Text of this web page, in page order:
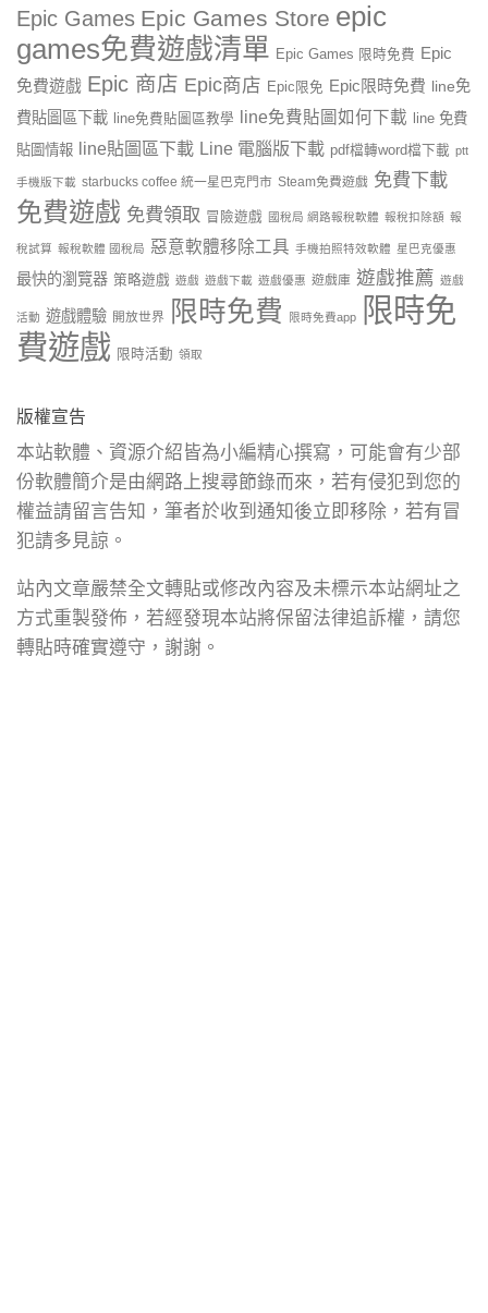
Epic Games Epic Games Store epic
games免費遊戲清單 Epic Games 限時免費 Epic
免費遊戲 Epic 商店 Epic商店 Epic限免 Epic限時免費 line免
費貼圖區下載
line免費貼圖區教學 line免費貼圖如何下載
line 免費
貼圖情報
line貼圖區下載 Line 電腦版下載 pdf檔轉word檔下載 ptt
手機版下載 starbucks coffee 統一星巴克門市 Steam免費遊戲 免費下載
免費遊戲 免費領取 冒險遊戲 國稅局 網路報稅軟體 報稅扣除額 報
稅試算 報稅軟體 國稅局 惡意軟體移除工具 手機拍照特效軟體 星巴克優惠
最快的瀏覽器 策略遊戲 遊戲 遊戲下載 遊戲優惠 遊戲庫 遊戲推薦 遊戲
活動 遊戲體驗 開放世界 限時免費 限時免費app
限時免
費遊戲 限時活動 領取
版權宣告
本站軟體、資源介紹皆為小編精心撰寫，可能會有少部
份軟體簡介是由網路上搜尋節錄而來，若有侵犯到您的
權益請留言告知，筆者於收到通知後立即移除，若有冒
犯請多見諒。
站內文章嚴禁全文轉貼或修改內容及未標示本站網址之
方式重製發佈，若經發現本站將保留法律追訴權，請您
轉貼時確實遵守，謝謝。